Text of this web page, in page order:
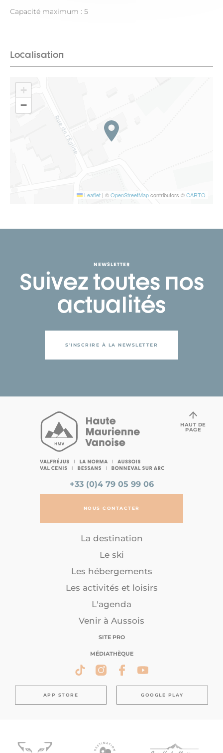
Capacité maximum : 5
Localisation
+
−
Leaflet | ©OpenStreetMapcontributors ©CARTO
NEWSLETTER
Suivez toutes nos
actualités
S'INSCRIRE À LA NEWSLETTER
+33 (0)4 79 05 99 06
NOUS CONTACTER
La destination
Le ski
Les hébergements
Les activités et loisirs
L'agenda
Venir à Aussois
SITE PRO
MÉDIATHÈQUE
APP STORE GOOGLE PLAY
HAUT DE
PAGE